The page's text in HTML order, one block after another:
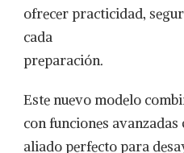
ofrecer practicidad,
cada
preparación.
Este nuevo modelo
con funciones
aliado perfecto para